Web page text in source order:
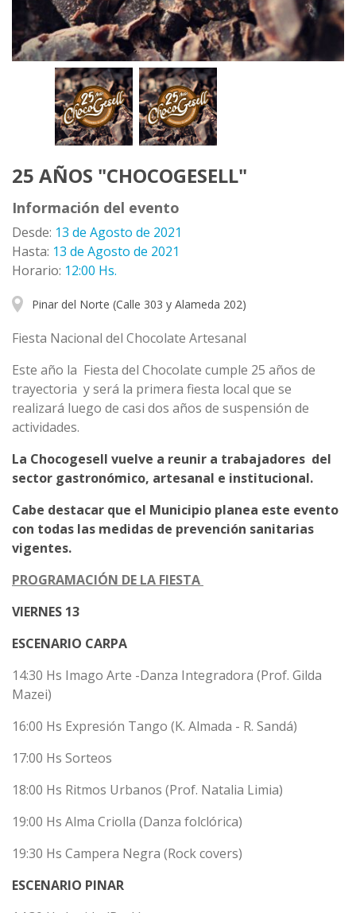
25 AÑOS "CHOCOGESELL"
Información del evento
Desde: 13 de Agosto de 2021
Hasta: 13 de Agosto de 2021
Horario: 12:00 Hs.
Pinar del Norte (Calle 303 y Alameda 202)
Fiesta Nacional del Chocolate Artesanal
Este año la Fiesta del Chocolate cumple 25 años de
trayectoria y será la primera fiesta local que se
realizará luego de casi dos años de suspensión de
actividades.
La Chocogesell vuelve a reunir a trabajadores del
sector gastronómico, artesanal e institucional.
Cabe destacar que el Municipio planea este evento
con todas las medidas de prevención sanitarias
vigentes.
PROGRAMACIÓN DE LA FIESTA
VIERNES 13
ESCENARIO CARPA
14:30 Hs Imago Arte -Danza Integradora (Prof. Gilda
Mazei)
16:00 Hs Expresión Tango (K. Almada - R. Sandá)
17:00 Hs Sorteos
18:00 Hs Ritmos Urbanos (Prof. Natalia Limia)
19:00 Hs Alma Criolla (Danza folclórica)
19:30 Hs Campera Negra (Rock covers)
ESCENARIO PINAR